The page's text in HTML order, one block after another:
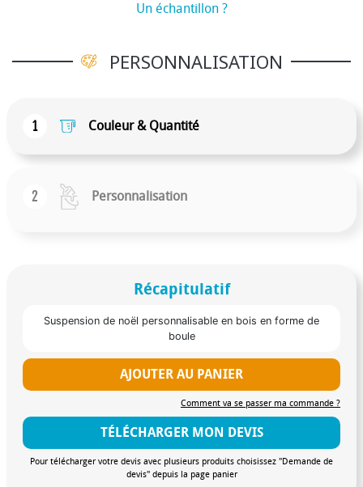
Un échantillon ?
PERSONNALISATION
1 Couleur & Quantité
2 Personnalisation
Récapitulatif
Suspension de noël personnalisable en bois en forme de
boule
AJOUTER AU PANIER
Comment va se passer ma commande ?
TÉLÉCHARGER MON DEVIS
Pour télécharger votre devis avec plusieurs produits choisissez "Demande de
devis" depuis la page panier